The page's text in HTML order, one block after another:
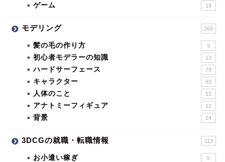
ゲーム 19
モデリング 269
髪の毛の作り方 9
初心者モデラーの知識 13
ハードサーフェース 79
キャラクター 93
人体のこと 53
アナトミーフィギュア 12
背景 24
3DCGの就職・転職情報 113
お小遣い稼ぎ 5